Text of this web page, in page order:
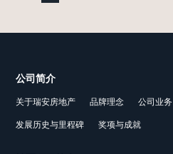
公司简介
关于瑞安房地产 品牌理念 公司业务
发展历史与里程碑 奖项与成就